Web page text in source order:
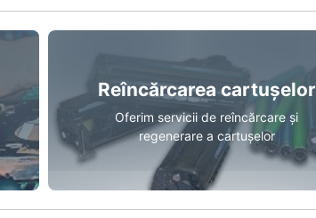
Reîncărcarea cartușelor
Oferim servicii de reîncărcare și
regenerare a cartușelor